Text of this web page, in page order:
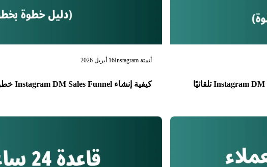
أتمتة Instagram 16 أبريل 2026
كيفية إنشاء Instagram DM Sales Funnel خطوة بخطوة